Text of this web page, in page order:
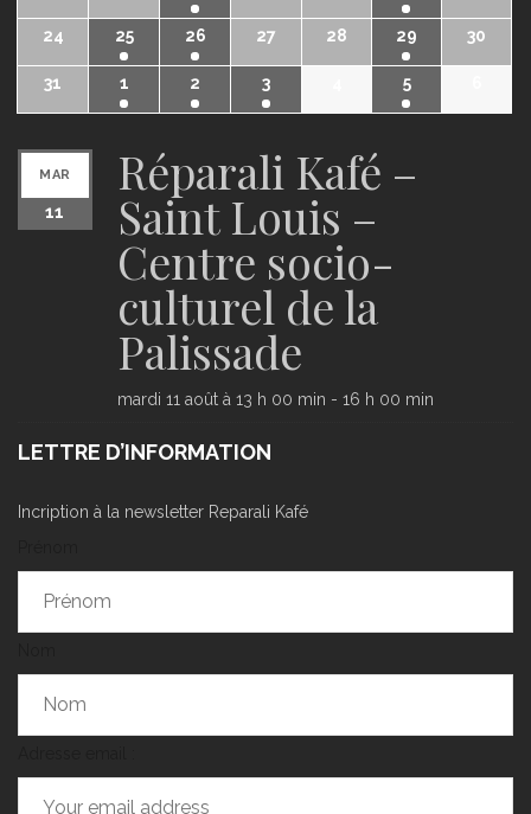
24 25 26 27 28 29 30
31 1 2 3 5
MAR
11
Réparali Kafé –
Saint Louis –
Centre socio-
culturel de la
Palissade
mardi 11 août à 13 h 00 min - 16 h 00 min
LETTRE D’INFORMATION
Incription à la newsletter Reparali Kafé